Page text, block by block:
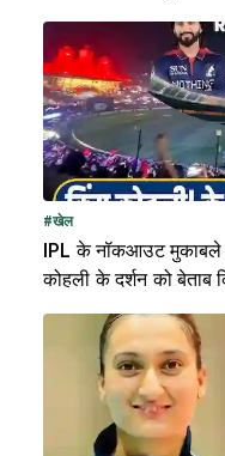
#खेल
IPL के नॉकआउट मुकाबले
कोहली के दर्शन को बेताब